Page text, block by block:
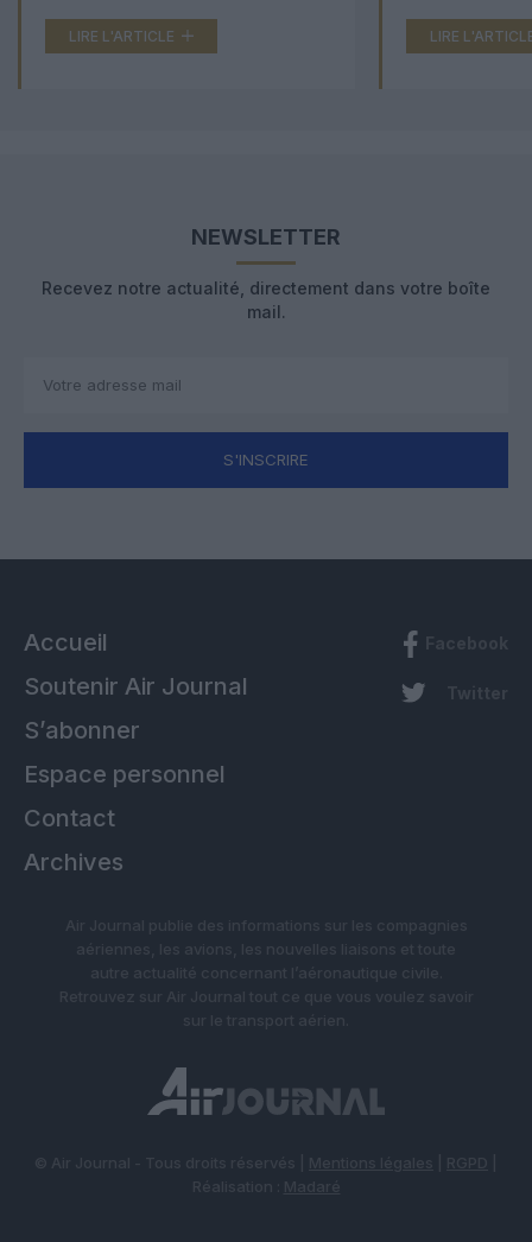
LIRE L'ARTICLE LIRE
NEWSLETTER
Recevez notre actualité, directement dans votre boîte
mail.
S'INSCRIRE
Accueil
Soutenir Air Journal
S’abonner
Espace personnel
Contact
Archives